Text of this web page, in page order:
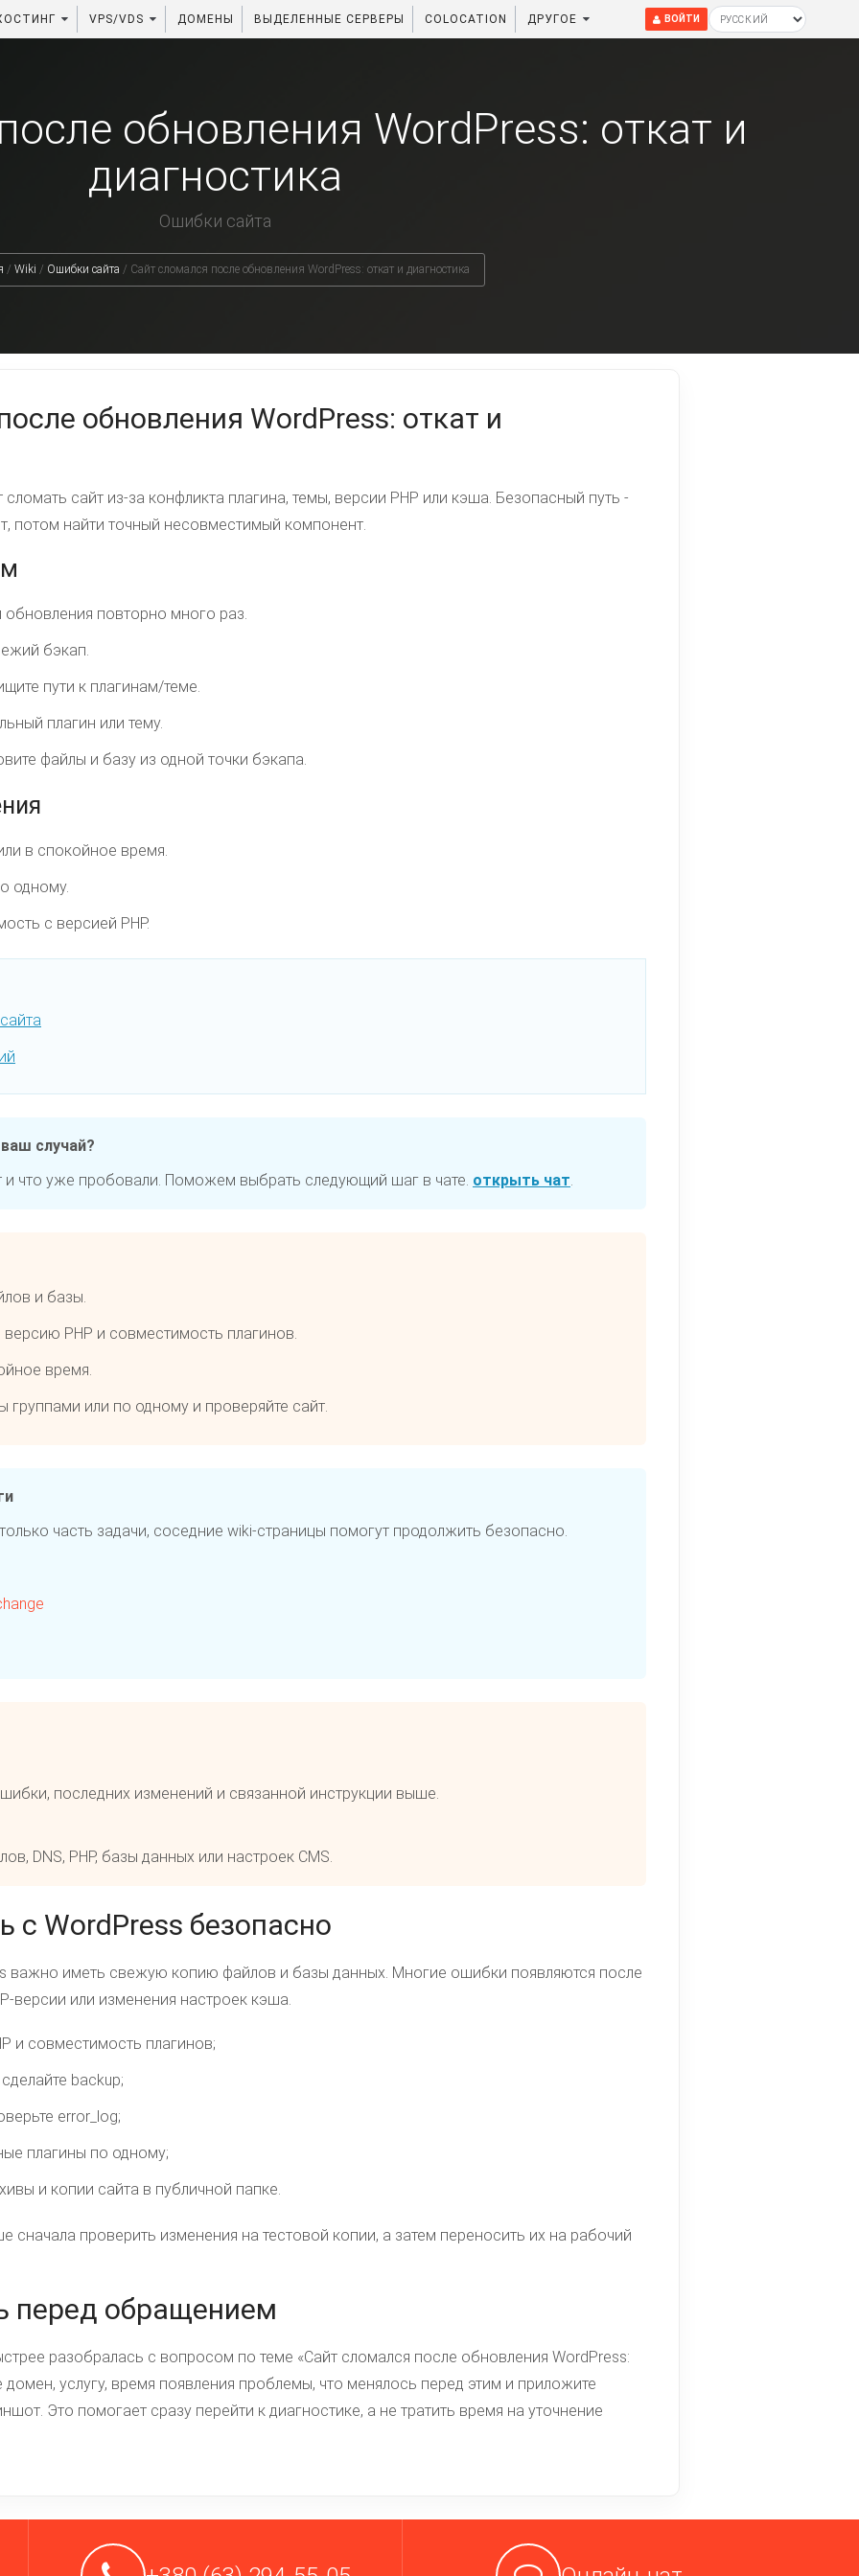
VPS/VDS ДОМЕНЫ ВЫДЕЛЕННЫЕ СЕРВЕРЫ COLOCATION ДРУГОЕ ВОЙТИ
обновления WordPress: откат и
диагностика
Ошибки сайта
/ Wiki / Ошибки сайта / Сайт сломался после обновления WordPress: откат и диагностика
обновления WordPress: откат и
сайт из-за конфликта плагина, темы, версии PHP или кэша. Безопасный путь -
потом найти точный несовместимый компонент.
повторно много раз.
бэкап.
пути к плагинам/теме.
плагин или тему.
файлы и базу из одной точки бэкапа.
в спокойное время.
одному.
с версией PHP.
случай?
что уже пробовали. Поможем выбрать следующий шаг в чате. открыть чат.
и базы.
PHP и совместимость плагинов.
время.
группами или по одному и проверяйте сайт.
часть задачи, соседние wiki-страницы помогут продолжить безопасно.
последних изменений и связанной инструкции выше.
DNS, PHP, базы данных или настроек CMS.
с WordPress безопасно
важно иметь свежую копию файлов и базы данных. Многие ошибки появляются после
версии или изменения настроек кэша.
и совместимость плагинов;
backup;
error_log;
плагины по одному;
и копии сайта в публичной папке.
сначала проверить изменения на тестовой копии, а затем переносить их на рабочий
перед обращением
разобралась с вопросом по теме «Сайт сломался после обновления WordPress:
домен, услугу, время появления проблемы, что менялось перед этим и приложите
Это помогает сразу перейти к диагностике, а не тратить время на уточнение